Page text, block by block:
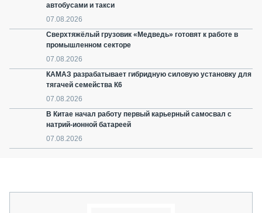
автобусами и такси
07.08.2026
Сверхтяжёлый грузовик «Медведь» готовят к работе в
промышленном секторе
07.08.2026
КАМАЗ разрабатывает гибридную силовую установку для
тягачей семейства К6
07.08.2026
В Китае начал работу первый карьерный самосвал с
натрий-ионной батареей
07.08.2026